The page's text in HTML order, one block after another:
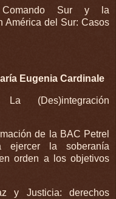
Sur y la
América del Sur: Casos
Eugenia Cardinale
(Des)integración
de la BAC Petrel
ejercer la soberanía
orden a los objetivos
y Justicia: derechos